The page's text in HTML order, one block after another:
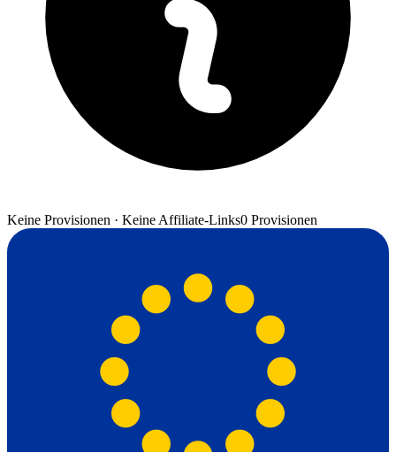
Keine Provisionen · Keine Affiliate-Links0 Provisionen